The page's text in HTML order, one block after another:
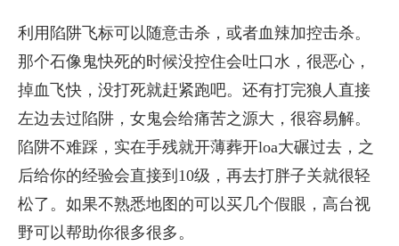
利用陷阱飞标可以随意击杀，或者血辣加控击杀。
那个石像鬼快死的时候没控住会吐口水，很恶心，
掉血飞快，没打死就赶紧跑吧。还有打完狼人直接
左边去过陷阱，女鬼会给痛苦之源大，很容易解。
陷阱不难踩，实在手残就开薄葬开loa大碾过去，之
后给你的经验会直接到10级，再去打胖子关就很轻
松了。如果不熟悉地图的可以买几个假眼，高台视
野可以帮助你很多很多。